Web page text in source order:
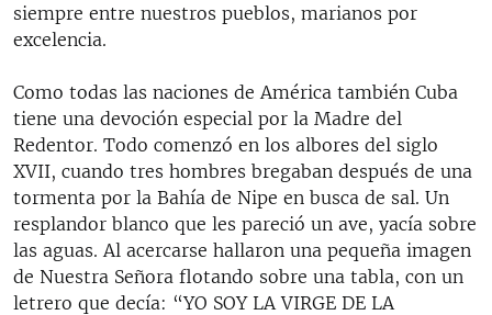
siempre entre nuestros pueblos, marianos por
excelencia.
Como todas las naciones de América también Cuba
tiene una devoción especial por la Madre del
Redentor. Todo comenzó en los albores del siglo
XVII, cuando tres hombres bregaban después de una
tormenta por la Bahía de Nipe en busca de sal. Un
resplandor blanco que les pareció un ave, yacía sobre
las aguas. Al acercarse hallaron una pequeña imagen
de Nuestra Señora flotando sobre una tabla, con un
letrero que decía: “YO SOY LA VIRGE DE LA